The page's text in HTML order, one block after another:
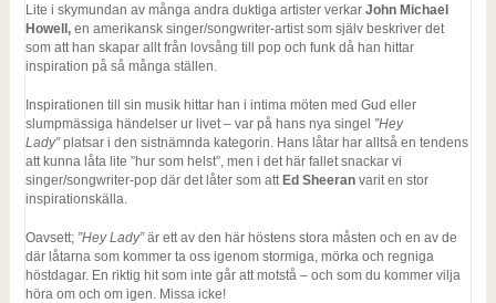
Lite i skymundan av många andra duktiga artister verkar John Michael
Howell, en amerikansk singer/songwriter-artist som själv beskriver det
som att han skapar allt från lovsång till pop och funk då han hittar
inspiration på så många ställen.
Inspirationen till sin musik hittar han i intima möten med Gud eller
slumpmässiga händelser ur livet – var på hans nya singel ”Hey
Lady”platsar i den sistnämnda kategorin. Hans låtar har alltså en tendens
att kunna låta lite ”hur som helst”, men i det här fallet snackar vi
singer/songwriter-pop där det låter som att Ed Sheeran varit en stor
inspirationskälla.
Oavsett; ”Hey Lady”är ett av den här höstens stora måsten och en av de
där låtarna som kommer ta oss igenom stormiga, mörka och regniga
höstdagar. En riktig hit som inte går att motstå – och som du kommer vilja
höra om och om igen. Missa icke!